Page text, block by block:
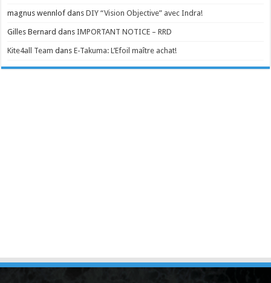
magnus wennlof dansDIY “Vision Objective” avec Indra!
Gilles Bernard dansIMPORTANT NOTICE – RRD
Kite4all Team dansE-Takuma: L’Efoil maître achat!